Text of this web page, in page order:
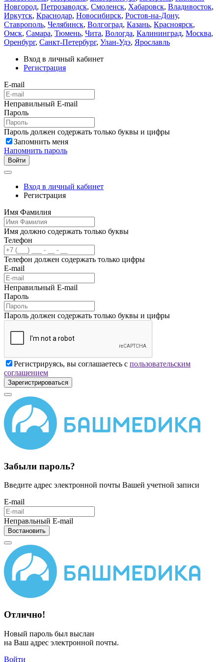
Новгород, Петрозаводск, Смоленск, Хабаровск, Владивосток,
Иркутск, Краснодар, Новосибирск, Ростов-на-Дону,
Ставрополь, Челябинск, Волгоград, Казань, Красноярск,
Омск, Самара, Тюмень, Чита, Вологда, Калининград, Москва,
Оренбург, Санкт-Петербург, Улан-Удэ, Ярославль
Вход в личный кабинет
Регистрация
E-mail
Неправильный E-mail
Пароль
Пароль должен содержать только буквы и цифры
Запомнить меня
Напомнить пароль
Войти
Вход в личный кабинет
Регистрация
Имя Фамилия
Имя должно содержать только буквы
Телефон
Телефон должен содержать только цифры
E-mail
Неправильный E-mail
Пароль
Пароль должен содержать только буквы и цифры
Регистрируясь, вы соглашаетесь с пользовательским
соглашением
Зарегистрироваться
Забыли пароль?
Введите адрес электронной почты Вашей учетной записи
E-mail
Неправльный E-mail
Востановить
Отлично!
Новый пароль был выслан
на Ваш адрес электронной почты.
Войти